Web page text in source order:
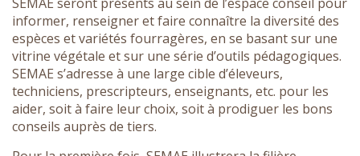
informer, renseigner et faire connaître la diversité des
espèces et variétés fourragères, en se basant sur une
vitrine végétale et sur une série d’outils pédagogiques.
SEMAE s’adresse à une large cible d’éleveurs,
techniciens, prescripteurs, enseignants, etc. pour les
aider, soit à faire leur choix, soit à prodiguer les bons
conseils auprès de tiers.